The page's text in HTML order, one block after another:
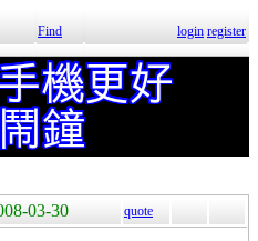
Find login register
03-30 quote